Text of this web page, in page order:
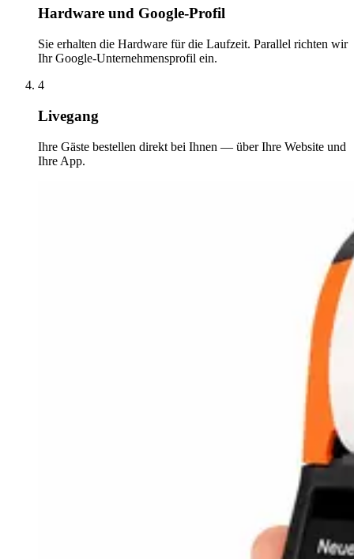
Hardware und Google-Profil
Sie erhalten die Hardware für die Laufzeit. Parallel richten wir
Ihr Google-Unternehmensprofil ein.
4
Livegang
Ihre Gäste bestellen direkt bei Ihnen — über Ihre Website und
Ihre App.